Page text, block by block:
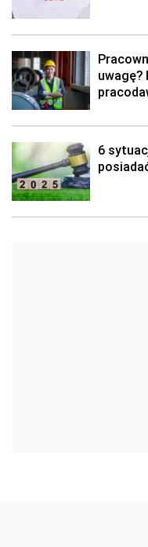
uwagę?
6